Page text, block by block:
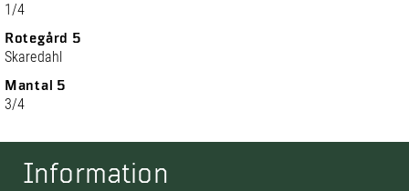
1/4
Rotegård 5
Skaredahl
Mantal 5
3/4
Information